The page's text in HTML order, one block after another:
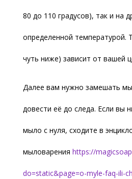
80 до 110 градусов), так и на
определенной температурой.
чуть ниже) зависит от вашей
Далее вам нужно замешать
довести её до следа. Если вы
мыло с нуля, сходите в
мыловарения https://
do=static&page=o-myle-faq-ili-